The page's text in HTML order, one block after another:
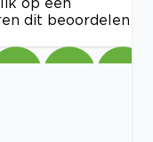
dit beoordelen